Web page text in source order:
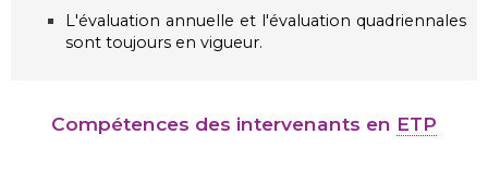
L'évaluation annuelle et l'évaluation quadriennales
sont toujours en vigueur.
Compétences des intervenants en ETP